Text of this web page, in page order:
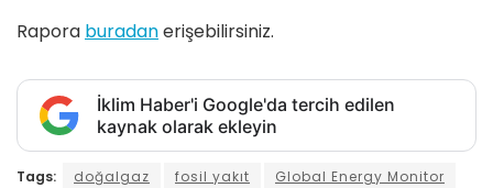
Rapora buradanerişebilirsiniz.
İklim Haber'i Google'da tercih edilen
kaynak olarak ekleyin
Tags: doğalgaz fosil yakıt Global Energy Monitor